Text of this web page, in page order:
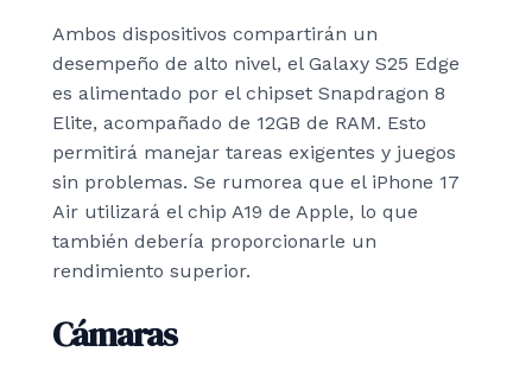
Ambos dispositivos compartirán un
desempeño de alto nivel, el Galaxy S25 Edge
es alimentado por el chipset Snapdragon 8
Elite, acompañado de 12GB de RAM. Esto
permitirá manejar tareas exigentes y juegos
sin problemas. Se rumorea que el iPhone 17
Air utilizará el chip A19 de Apple, lo que
también debería proporcionarle un
rendimiento superior.
Cámaras